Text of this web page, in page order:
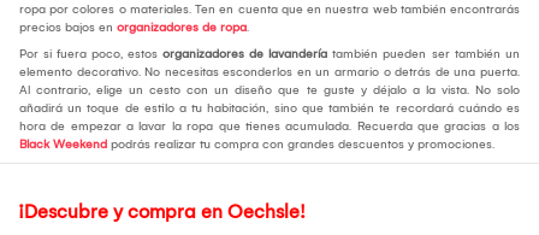
ropa por colores o materiales. Ten en cuenta que en nuestra web también encontrarás
precios bajos en organizadores de ropa.
Por si fuera poco, estos organizadores de lavandería también pueden ser también un
elemento decorativo. No necesitas esconderlos en un armario o detrás de una puerta.
Al contrario, elige un cesto con un diseño que te guste y déjalo a la vista. No solo
añadirá un toque de estilo a tu habitación, sino que también te recordará cuándo es
hora de empezar a lavar la ropa que tienes acumulada. Recuerda que gracias a los
Black Weekend podrás realizar tu compra con grandes descuentos y promociones.
¡Descubre y compra en Oechsle!